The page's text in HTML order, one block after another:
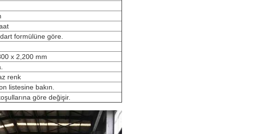
formülüne göre.
x 2,200 mm
renk
listesine bakın.
göre değişir.